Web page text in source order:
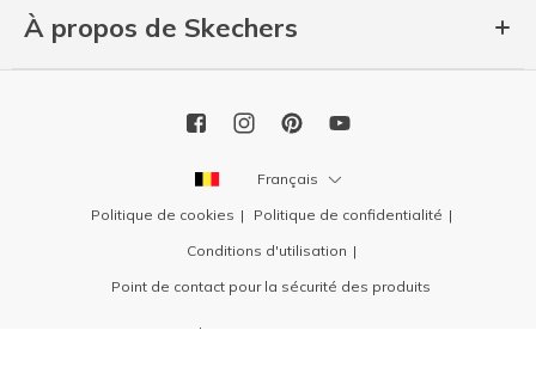
À propos de Skechers
Français
Politique de cookies
Politique de confidentialité
Conditions d'utilisation
Point de contact pour la sécurité des produits
Copyright 2026 SKECHERS USA, Inc.